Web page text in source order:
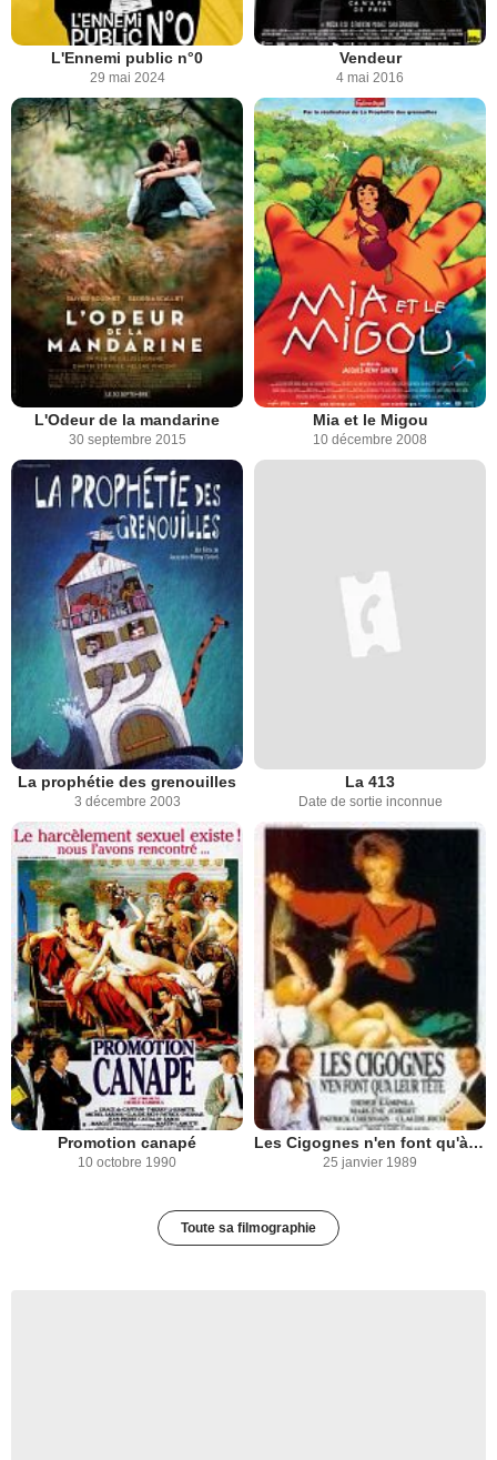
L'Ennemi public n°0
29 mai 2024
Vendeur
4 mai 2016
L'Odeur de la mandarine
30 septembre 2015
Mia et le Migou
10 décembre 2008
La prophétie des grenouilles
3 décembre 2003
La 413
Date de sortie inconnue
Promotion canapé
10 octobre 1990
Les Cigognes n'en font qu'à leur Tête
25 janvier 1989
Toute sa filmographie